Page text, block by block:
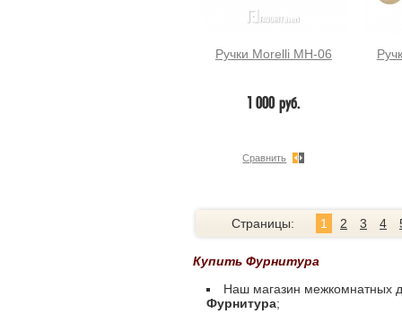
Ручки Morelli MH-06
1 000 руб.
Сравнить
Страницы: 1 2 3 4
Купить Фурнитура
Наш магазин межкомнатных
Фурнитура;